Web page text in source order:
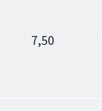
7,50